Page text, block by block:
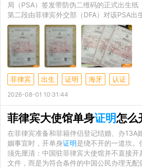
局（PSA）签发带防伪二维码的正式出生纸
第二段由菲律宾外交部（DFA）对该PSA出
菲律宾 出生 证明 海牙 认证
2026-08-01 10:31:44
菲律宾大使馆单身证明怎么开：
在菲律宾准备和菲籍伴侣登记结婚、办13A
姻事宜时，开单身证明是绕不开的一道坎
须先厘清：中国驻菲律宾大使馆并不直接开
文件，而是为符合条件的中国公民办理无配